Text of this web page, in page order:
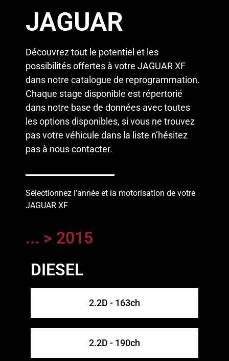
JAGUAR
Découvrez tout le potentiel et les
possibilités offertes à votre JAGUAR XF
dans notre catalogue de reprogrammation.
Chaque stage disponible est répertorié
dans notre base de données avec toutes
les options disponibles, si vous ne trouvez
pas votre véhicule dans la liste n’hésitez
pas à nous contacter.
Sélectionnez l’année et la motorisation de votre
JAGUAR XF
... > 2015
DIESEL
2.2D - 163ch
2.2D - 190ch